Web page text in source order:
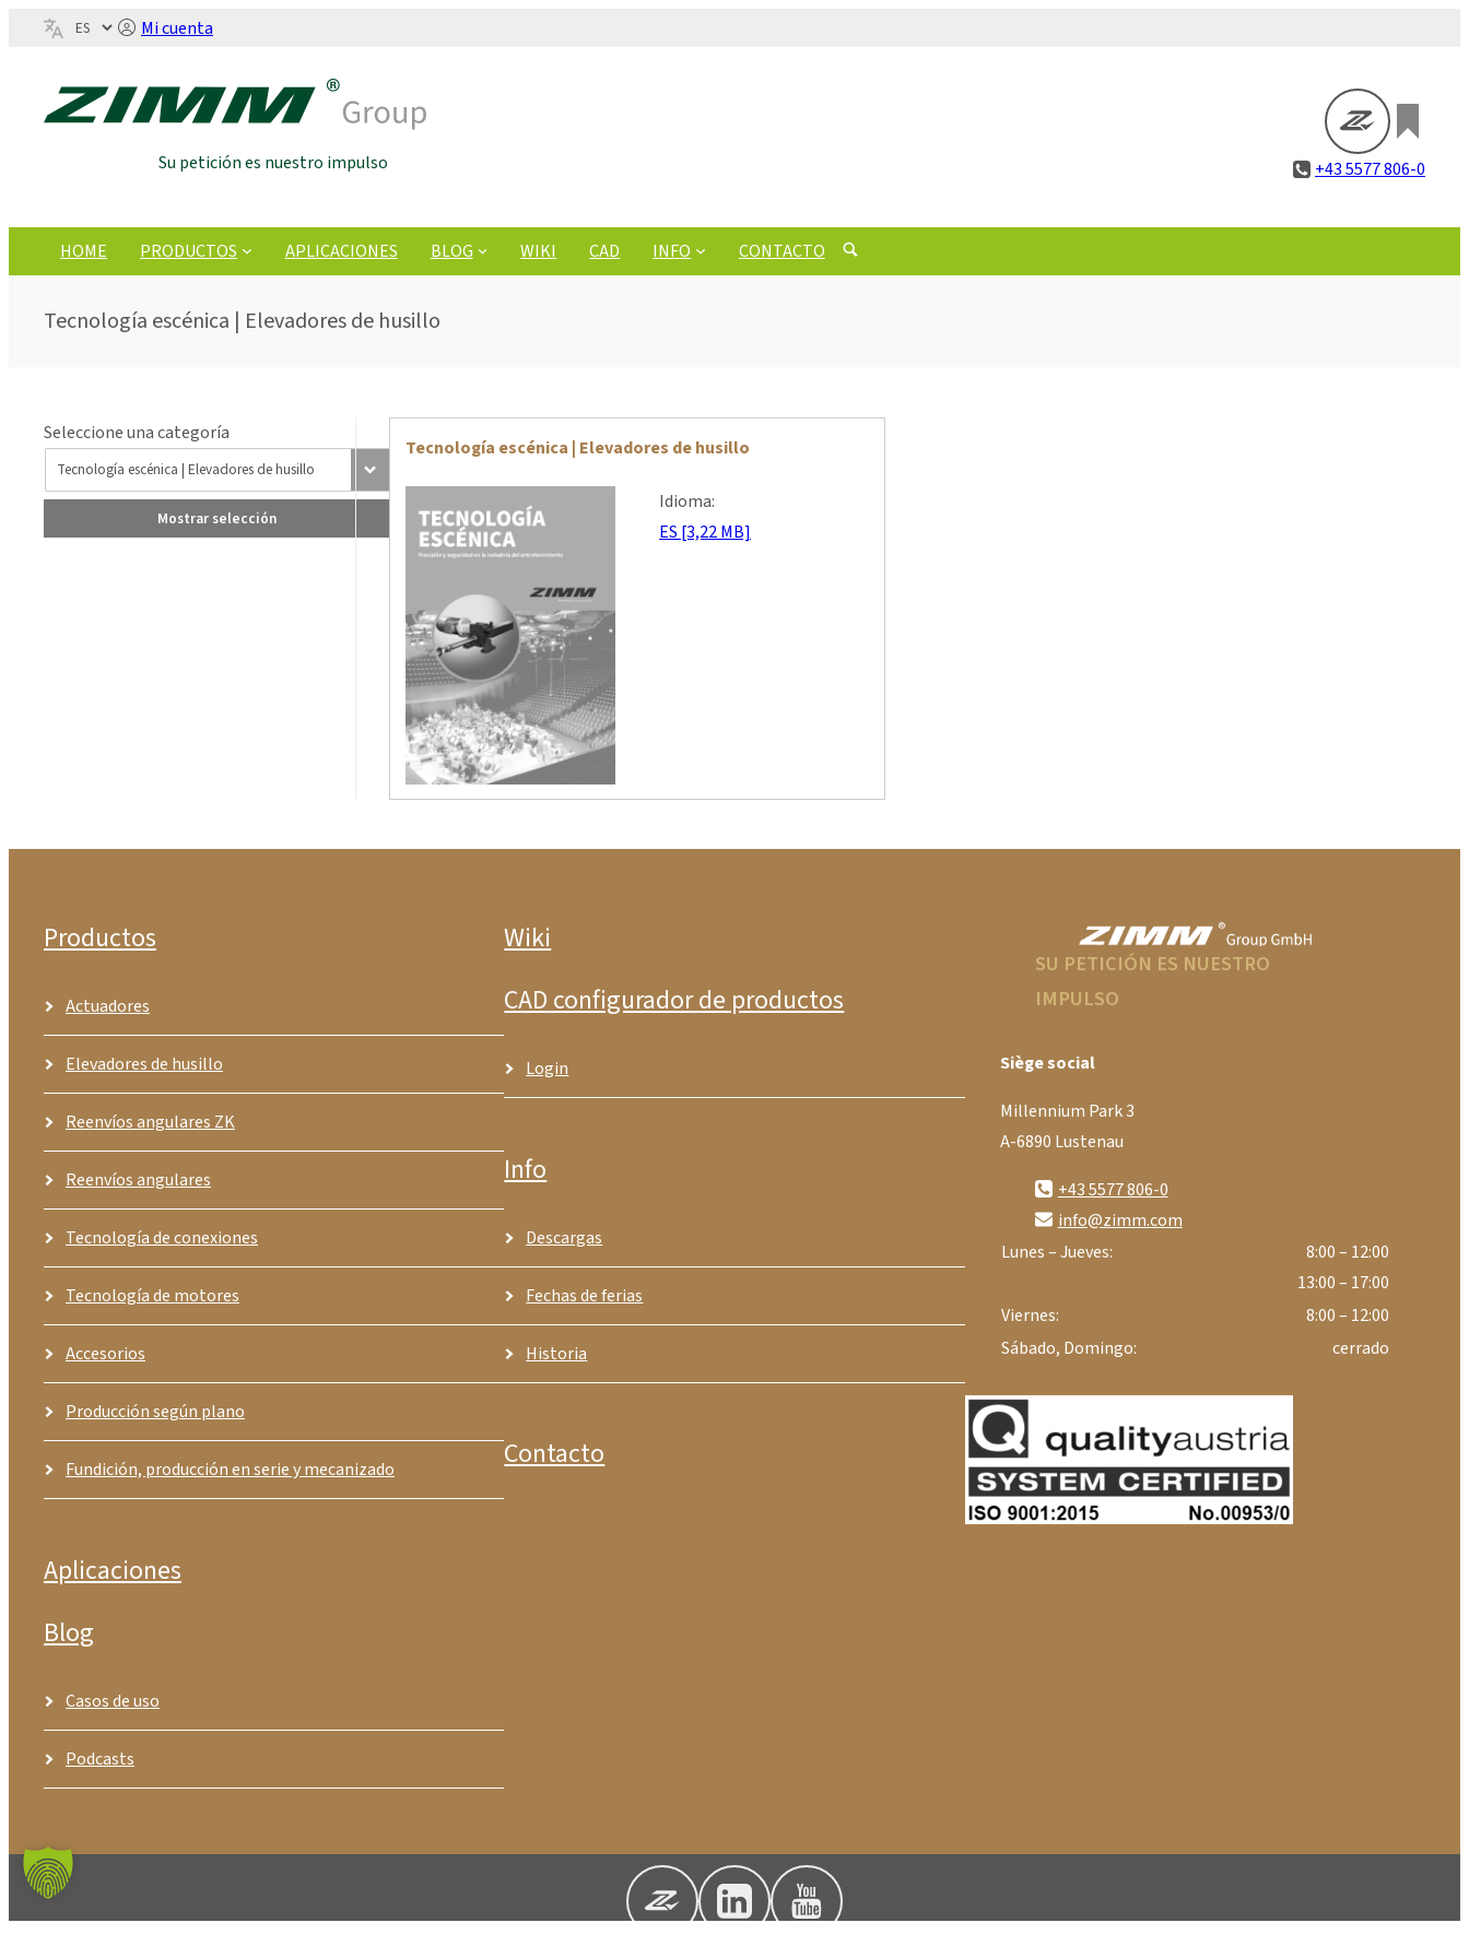
Mi cuenta
Su petición es nuestro impulso +43 5577 806-0
HOME PRODUCTOS APLICACIONES BLOG WIKI CAD INFO CONTACTO
Tecnología escénica | Elevadores de husillo
Seleccione una categoría
Mostrar selección
Tecnología escénica | Elevadores de husillo
Idioma:
ES [3,22 MB]
Productos
Actuadores
Elevadores de husillo
Reenvíos angulares ZK
Reenvíos angulares
Tecnología de conexiones
Tecnología de motores
Accesorios
Producción según plano
Fundición, producción en serie y mecanizado
Aplicaciones
Blog
Casos de uso
Podcasts
Wiki
CAD configurador de productos
Login
Info
Descargas
Fechas de ferias
Historia
Contacto
SU PETICIÓN ES NUESTRO
IMPULSO
Siège social
Millennium Park 3
A-6890 Lustenau
+43 5577 806-0
info@zimm.com
Lunes – Jueves:
8:00 – 12:00
13:00 – 17:00
Viernes:
8:00 – 12:00
Sábado, Domingo:
cerrado